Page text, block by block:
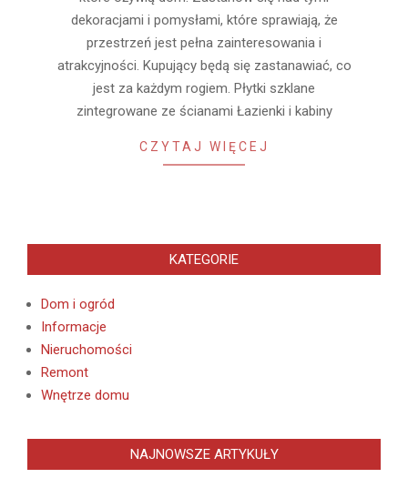
dekoracjami i pomysłami, które sprawiają, że
przestrzeń jest pełna zainteresowania i
atrakcyjności. Kupujący będą się zastanawiać, co
jest za każdym rogiem. Płytki szklane
zintegrowane ze ścianami Łazienki i kabiny
CZYTAJ WIĘCEJ
KATEGORIE
Dom i ogród
Informacje
Nieruchomości
Remont
Wnętrze domu
NAJNOWSZE ARTYKUŁY